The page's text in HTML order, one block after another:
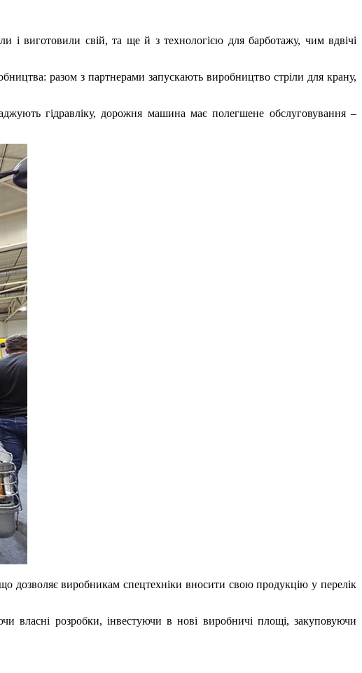
і виготовили свій, та ще й з технологією для барботажу, чим вдвічі
разом з партнерами запускають виробництво стріли для крану,
гідравліку, дорожня машина має полегшене обслуговування –
дозволяє виробникам спецтехніки вносити свою продукцію у перелік
власні розробки, інвестуючи в нові виробничі площі, закуповуючи